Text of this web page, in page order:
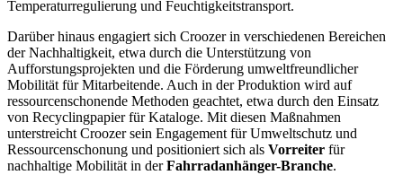
Temperaturregulierung und Feuchtigkeitstransport.
Darüber hinaus engagiert sich Croozer in verschiedenen Bereichen
der Nachhaltigkeit, etwa durch die Unterstützung von
Aufforstungsprojekten und die Förderung umweltfreundlicher
Mobilität für Mitarbeitende. Auch in der Produktion wird auf
ressourcenschonende Methoden geachtet, etwa durch den Einsatz
von Recyclingpapier für Kataloge. Mit diesen Maßnahmen
unterstreicht Croozer sein Engagement für Umweltschutz und
Ressourcenschonung und positioniert sich als Vorreiter für
nachhaltige Mobilität in derFahrradanhänger-Branche.